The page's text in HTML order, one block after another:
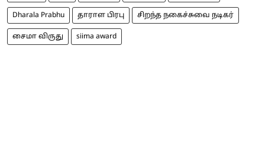
Dharala Prabhu தாராள பிரபு சிறந்த நகைச்சுவை நடிகர்
சைமா விருது siima award